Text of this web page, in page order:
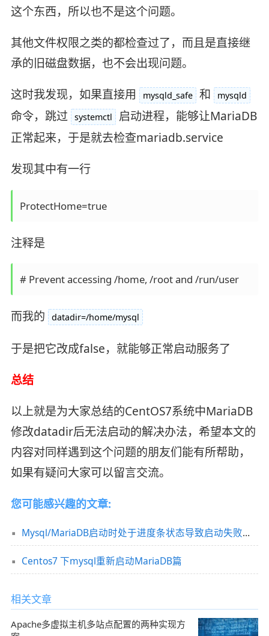
这个东西，所以也不是这个问题。
其他文件权限之类的都检查过了，而且是直接继
承的旧磁盘数据，也不会出现问题。
这时我发现，如果直接用
mysqld_safe 和 mysqld
命令，跳过 systemctl
启动进程，能够让MariaDB
正常起来，于是就去检查mariadb.service
发现其中有一行
ProtectHome=true
注释是
# Prevent accessing /home, /root and /run/user
而我的 datadir=/home/mysql
于是把它改成false，就能够正常启动服务了
总结
以上就是为大家总结的CentOS7系统中MariaDB
修改datadir后无法启动的解决办法，希望本文的
内容对同样遇到这个问题的朋友们能有所帮助，
如果有疑问大家可以留言交流。
您可能感兴趣的文章:
Mysql/MariaDB启动时处于进度条状态导致启动失败的原因及解决办法
Centos7 下mysql重新启动MariaDB篇
相关文章
Apache多虚拟主机多站点配置的两种实现方